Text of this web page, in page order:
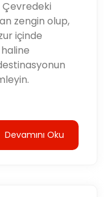
zengin olup,
içinde
Devamını Oku